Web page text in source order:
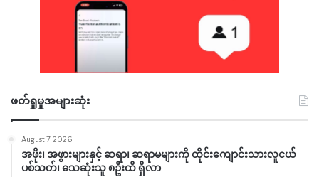
ဖတ်ရှုမှုအများဆုံး
August 7, 2026
အဖိုး၊ အဖွားများနှင့် ဆရာ၊ ဆရာမများကို ထိုင်းကျောင်းသားလူငယ်
ပစ်သတ်၊ သေဆုံးသူ ၈ဦးထိ ရှိလာ